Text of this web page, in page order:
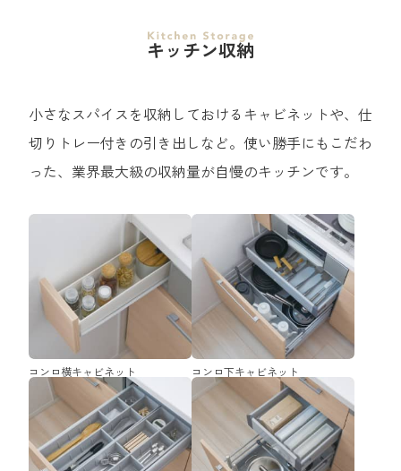
キッチン収納
小さなスパイスを収納しておけるキャビネットや、仕
切りトレー付きの引き出しなど。 使い勝手にもこだわ
った、業界最大級の収納量が自慢のキッチンです。
コンロ横キャビネット コンロ下キャビネット